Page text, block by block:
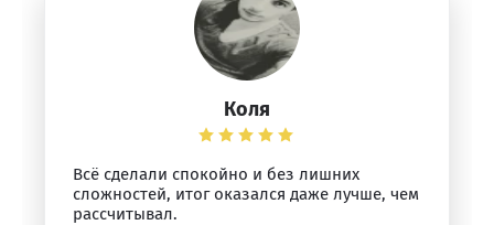
Коля
Всё сделали спокойно и без лишних
сложностей, итог оказался даже лучше, чем
рассчитывал.